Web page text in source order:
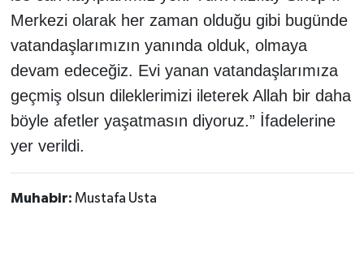
Merkezi olarak her zaman olduğu gibi bugünde
vatandaşlarımızın yanında olduk, olmaya
devam edeceğiz. Evi yanan vatandaşlarımıza
geçmiş olsun dileklerimizi ileterek Allah bir daha
böyle afetler yaşatmasın diyoruz.” İfadelerine
yer verildi.
Muhabir: Mustafa Usta